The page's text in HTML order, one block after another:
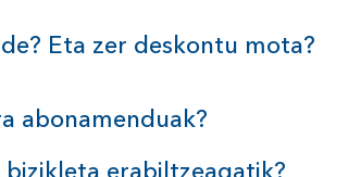
Eta zer deskontu mota?
abonamenduak?